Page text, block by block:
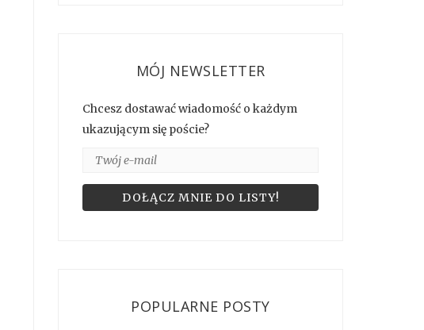
MÓJ NEWSLETTER
Chcesz dostawać wiadomość o każdym
ukazującym się poście?
POPULARNE POSTY